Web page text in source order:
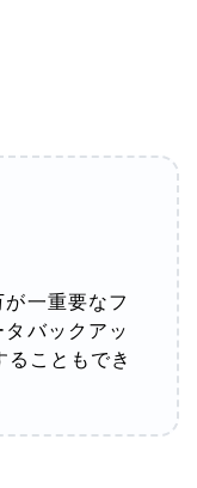
一重要なフ
バックアッ
ることもでき